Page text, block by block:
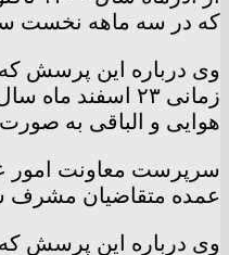
که در سه ماهه نخست سال ۱۴۰۲ حدود ۹۰ هزار نفر برای زیارت عتبات عالیات به
وی درباره این پرسش
هوایی و الباقی به
عمده متقاضیان مشرف
وی درباره این پرسش که